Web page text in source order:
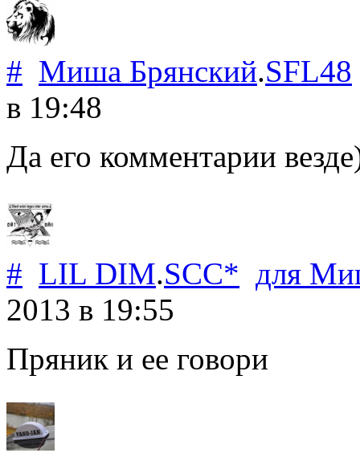
# Миша Брянский.SFL48
в 19:48
Да его комментарии
# LIL DIM.SCC* для
2013 в 19:55
Пряник и ее говори